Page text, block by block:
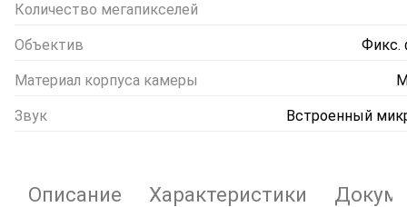
Количество мегапикселей
Объектив Фикс.
Материал корпуса камеры
Звук Встроенный
Описание Характеристики